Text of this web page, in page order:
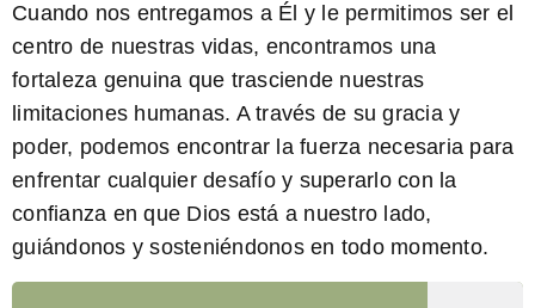
Cuando nos entregamos a Él y le permitimos ser el
centro de nuestras vidas, encontramos una
fortaleza genuina que trasciende nuestras
limitaciones humanas. A través de su gracia y
poder, podemos encontrar la fuerza necesaria para
enfrentar cualquier desafío y superarlo con la
confianza en que Dios está a nuestro lado,
guiándonos y sosteniéndonos en todo momento.